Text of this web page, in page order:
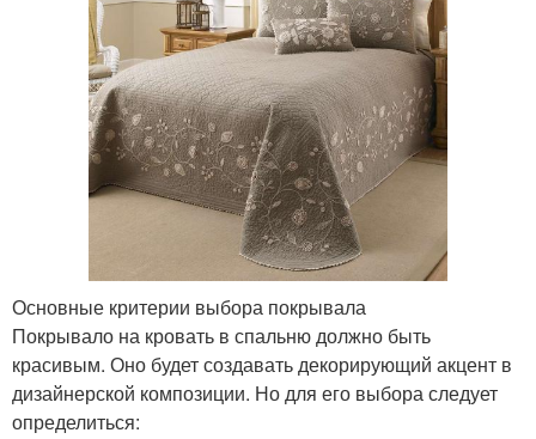
Основные критерии выбора покрывала
Покрывало на кровать в спальню должно быть
красивым. Оно будет создавать декорирующий акцент в
дизайнерской композиции. Но для его выбора следует
определиться: